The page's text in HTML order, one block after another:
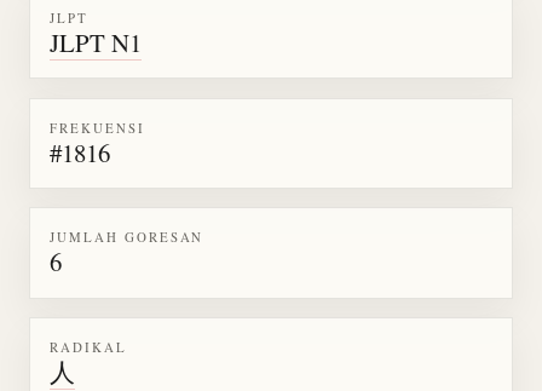
JLPT
JLPT N1
FREKUENSI
#1816
JUMLAH GORESAN
6
RADIKAL
人